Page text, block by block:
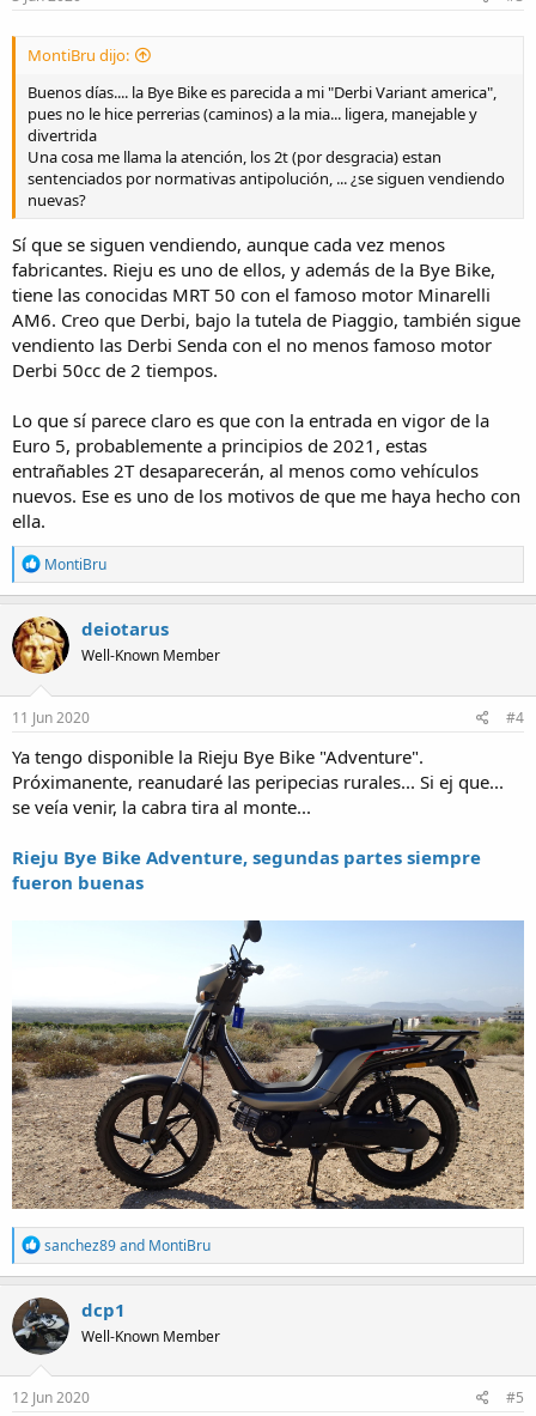
MontiBru dijo:
Buenos días.... la Bye Bike es parecida a mi "Derbi Variant america",
pues no le hice perrerias (caminos) a la mia... ligera, manejable y
divertrida
Una cosa me llama la atención, los 2t (por desgracia) estan
sentenciados por normativas antipolución, ... ¿se siguen vendiendo
nuevas?
Sí que se siguen vendiendo, aunque cada vez menos
fabricantes. Rieju es uno de ellos, y además de la Bye Bike,
tiene las conocidas MRT 50 con el famoso motor Minarelli
AM6. Creo que Derbi, bajo la tutela de Piaggio, también sigue
vendiento las Derbi Senda con el no menos famoso motor
Derbi 50cc de 2 tiempos.
Lo que sí parece claro es que con la entrada en vigor de la
Euro 5, probablemente a principios de 2021, estas
entrañables 2T desaparecerán, al menos como vehículos
nuevos. Ese es uno de los motivos de que me haya hecho con
ella.
R
e
a
c
t
i
o
n
s
MontiBru
deiotarus
Well-Known Member
11 Jun 2020 #4
Ya tengo disponible la Rieju Bye Bike "Adventure".
Próximanente, reanudaré las peripecias rurales... Si ej que...
se veía venir, la cabra tira al monte...
Rieju Bye Bike Adventure, segundas partes siempre
fueron buenas
R
e
a
c
t
i
o
n
s
sanchez89and MontiBru
dcp1
Well-Known Member
12 Jun 2020 #5